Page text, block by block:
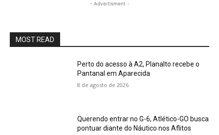
- Advertisment -
MOST READ
Perto do acesso à A2, Planalto recebe o
Pantanal em Aparecida
8 de agosto de 2026
Querendo entrar no G-6, Atlético-GO busca
pontuar diante do Náutico nos Aflitos